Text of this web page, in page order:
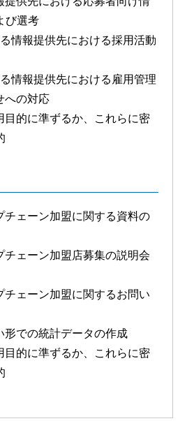
び選考
情報提供先における採用活動
情報提供先における雇用管理
への対応
目的に準ずるか、これらに密
チェーン加盟に関する資料の
チェーン加盟店募集の説明会
チェーン加盟に関するお問い
形での統計データの作成
目的に準ずるか、これらに密